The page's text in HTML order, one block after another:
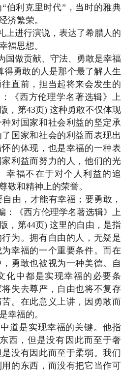
伯利克里时代”，当时的雅典
济繁荣。
上进行演说，表达了希腊人的
福思想。
国做贡献、守法、勇敢是幸福
得勇敢的人是那个最了解人生
直前，担当起将来会发生的
《西方伦理学名著选辑》上
，第43页)这种勇敢不仅体现
对国家和社会利益的坚定承
国家和社会的利益而表现出
的体现，也是幸福的一种表
利益而努力的人，他们的光
幸福不在于对个人利益的追
敬和精神上的荣誉。
由，才能有幸福；要勇敢，
：《西方伦理学名著选辑》上
，第44页) 这里的自由，是指
为。拥有自由的人，无疑是
幸福的一个重要条件。而在
勇敢也被视为一种美德。自
化中都是实现幸福的必要条
失去尊严，自由也将不复存
。在此意义上讲，因勇敢而
幸福的。
道是实现幸福的关键。他指
西，但是没有因此而至于奢
没有因此而至于柔弱。我们
的东西，而没有把它当作可